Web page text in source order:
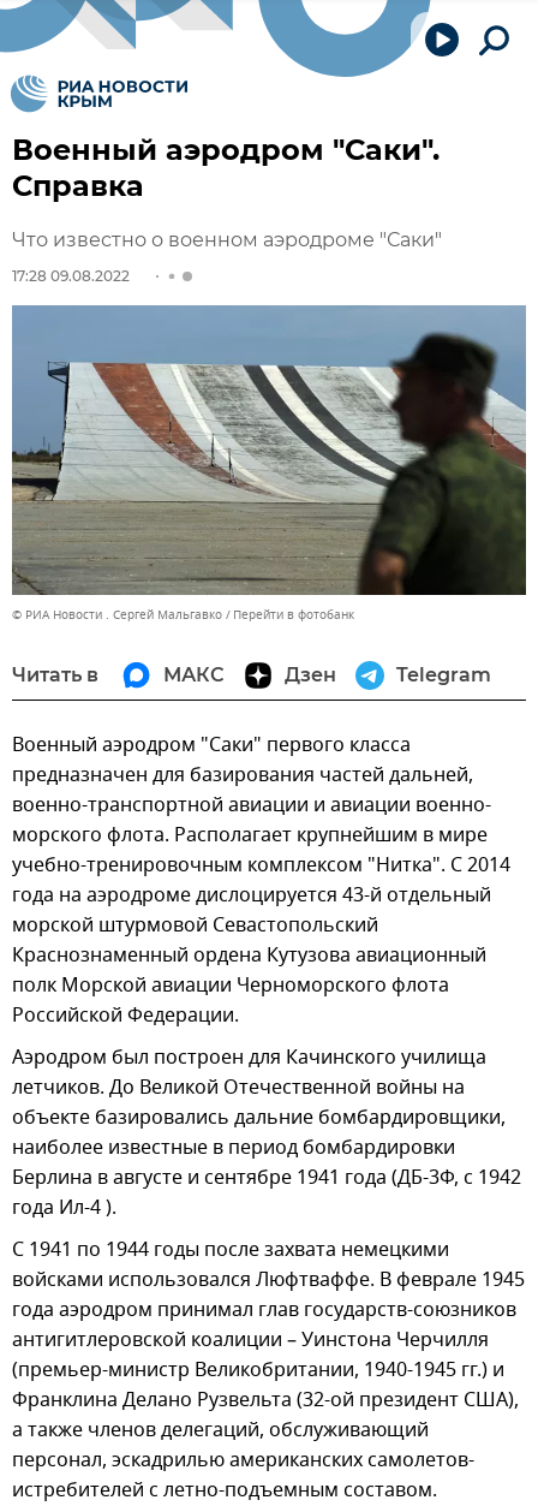
Военный аэродром "Саки".
Справка
Что известно о военном аэродроме "Саки"
17:28 09.08.2022
© РИА Новости . Сергей Мальгавко Перейти в фотобанк
Читать в МАКС Дзен Telegram
Военный аэродром "Саки" первого класса
предназначен для базирования частей дальней,
военно-транспортной авиации и авиации военно-
морского флота. Располагает крупнейшим в мире
учебно-тренировочным комплексом "Нитка". С 2014
года на аэродроме дислоцируется 43-й отдельный
морской штурмовой Севастопольский
Краснознаменный ордена Кутузова авиационный
полк Морской авиации Черноморского флота
Российской Федерации.
Аэродром был построен для Качинского училища
летчиков. До Великой Отечественной войны на
объекте базировались дальние бомбардировщики,
наиболее известные в период бомбардировки
Берлина в августе и сентябре 1941 года (ДБ-3Ф, с 1942
года Ил-4 ).
С 1941 по 1944 годы после захвата немецкими
войсками использовался Люфтваффе. В феврале 1945
года аэродром принимал глав государств-союзников
антигитлеровской коалиции – Уинстона Черчилля
(премьер-министр Великобритании, 1940-1945 гг.) и
Франклина Делано Рузвельта (32-ой президент США),
а также членов делегаций, обслуживающий
персонал, эскадрилью американских самолетов-
истребителей с летно-подъемным составом.